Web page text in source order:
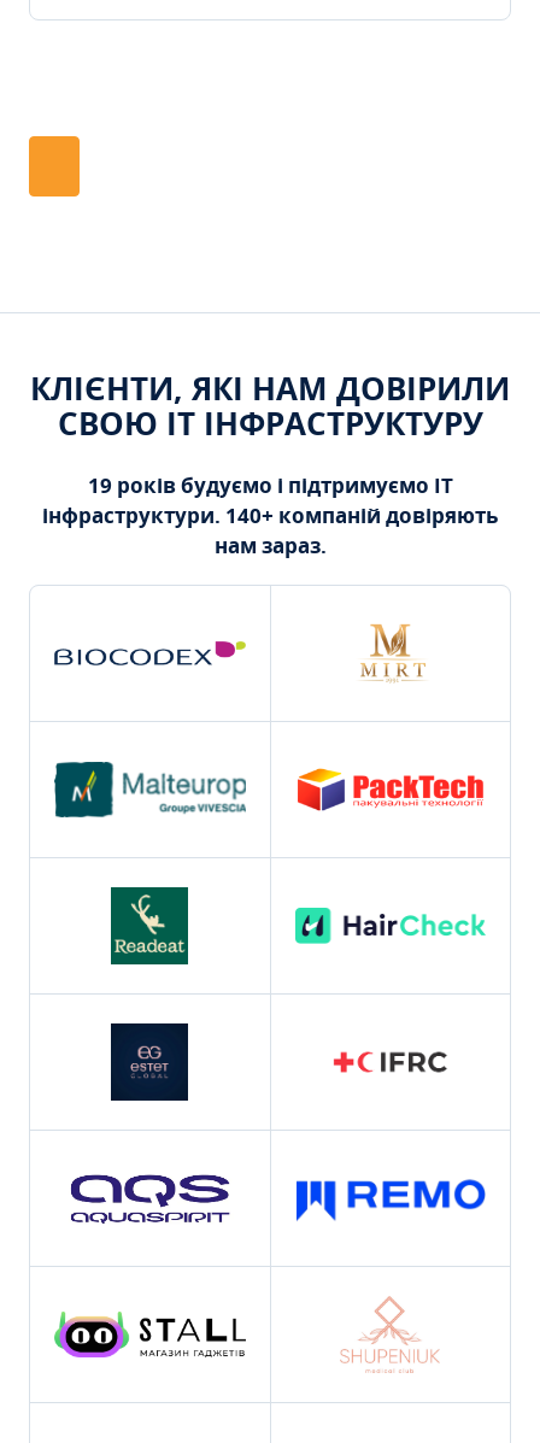
КЛІЄНТИ, ЯКІ НАМ ДОВІРИЛИ
СВОЮ ІТ ІНФРАСТРУКТУРУ
19 років будуємо і підтримуємо ІТ
інфраструктури. 140+ компаній довіряють
нам зараз.